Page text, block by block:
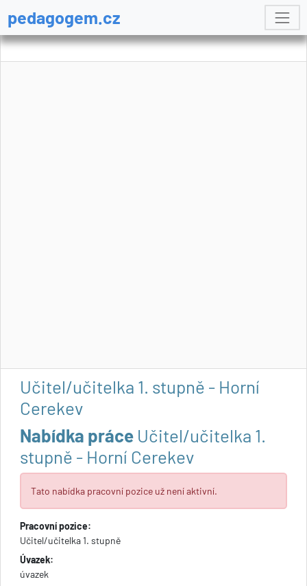
pedagogem.cz
Učitel/učitelka 1. stupně - Horní
Cerekev
Nabídka práce Učitel/učitelka 1.
stupně - Horní Cerekev
Tato nabídka pracovní pozice už není aktivní.
Pracovní pozice:
Učitel/učitelka 1. stupně
Úvazek:
úvazek